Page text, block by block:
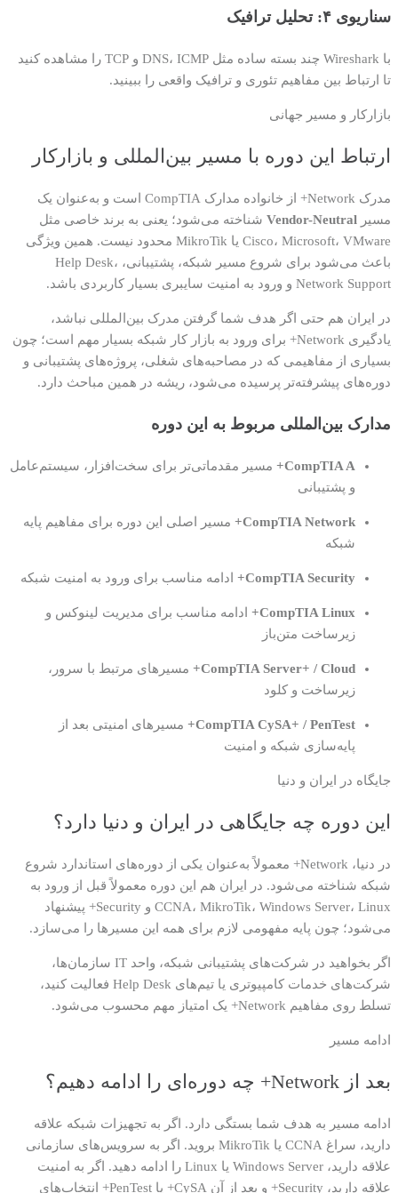
سناریوی ۴: تحلیل ترافیک
با Wireshark چند بسته ساده مثل DNS، ICMP و TCP را مشاهده کنید
تا ارتباط بین مفاهیم تئوری و ترافیک واقعی را ببینید.
بازارکار و مسیر جهانی
ارتباط این دوره با مسیر بین‌المللی و بازارکار
مدرک Network+ از خانواده مدارک CompTIA است و به‌عنوان یک
مسیر Vendor-Neutral شناخته می‌شود؛ یعنی به برند خاصی مثل
Cisco، Microsoft، VMware یا MikroTik محدود نیست. همین ویژگی
باعث می‌شود برای شروع مسیر شبکه، پشتیبانی، Help Desk،
Network Support و ورود به امنیت سایبری بسیار کاربردی باشد.
در ایران هم حتی اگر هدف شما گرفتن مدرک بین‌المللی نباشد،
یادگیری Network+ برای ورود به بازار کار شبکه بسیار مهم است؛ چون
بسیاری از مفاهیمی که در مصاحبه‌های شغلی، پروژه‌های پشتیبانی و
دوره‌های پیشرفته‌تر پرسیده می‌شود، ریشه در همین مباحث دارد.
مدارک بین‌المللی مربوط به این دوره
CompTIA A+
مسیر مقدماتی‌تر برای سخت‌افزار، سیستم‌عامل
و پشتیبانی
CompTIA Network+
مسیر اصلی این دوره برای مفاهیم پایه
شبکه
CompTIA Security+ ادامه مناسب برای ورود به امنیت شبکه
CompTIA Linux+
ادامه مناسب برای مدیریت لینوکس و
زیرساخت متن‌باز
CompTIA Server+ / Cloud+
مسیرهای مرتبط با سرور،
زیرساخت و کلود
CompTIA CySA+ / PenTest+
مسیرهای امنیتی بعد از
پایه‌سازی شبکه و امنیت
جایگاه در ایران و دنیا
این دوره چه جایگاهی در ایران و دنیا دارد؟
در دنیا، Network+ معمولاً به‌عنوان یکی از دوره‌های استاندارد شروع
شبکه شناخته می‌شود. در ایران هم این دوره معمولاً قبل از ورود به
CCNA، MikroTik، Windows Server، Linux و Security+ پیشنهاد
می‌شود؛ چون پایه مفهومی لازم برای همه این مسیرها را می‌سازد.
اگر بخواهید در شرکت‌های پشتیبانی شبکه، واحد IT سازمان‌ها،
شرکت‌های خدمات کامپیوتری یا تیم‌های Help Desk فعالیت کنید،
تسلط روی مفاهیم Network+ یک امتیاز مهم محسوب می‌شود.
ادامه مسیر
بعد از Network+ چه دوره‌ای را ادامه دهیم؟
ادامه مسیر به هدف شما بستگی دارد. اگر به تجهیزات شبکه علاقه
دارید، سراغ CCNA یا MikroTik بروید. اگر به سرویس‌های سازمانی
علاقه دارید، Windows Server یا Linux را ادامه دهید. اگر به امنیت
علاقه دارید، Security+ و بعد از آن CySA+ یا PenTest+ انتخاب‌های